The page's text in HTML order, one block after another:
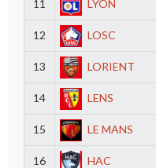
11 LYON
12 LOSC
13 LORIENT
14 LENS
15 LE MANS
16 HAC